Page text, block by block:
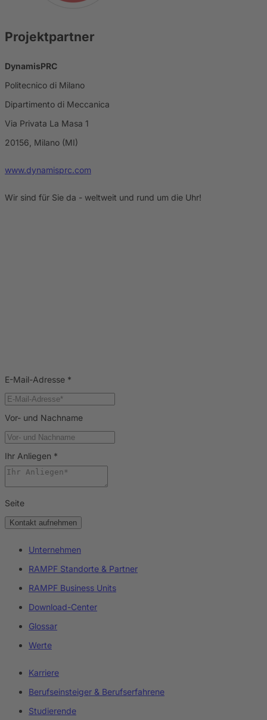
Projektpartner
DynamisPRC
Politecnico di Milano
Dipartimento di Meccanica
Via Privata La Masa 1
20156, Milano (MI)
www.dynamisprc.com
Wir sind für Sie da - weltweit und rund um die Uhr!
E-Mail-Adresse *
Vor- und Nachname
Ihr Anliegen *
Seite
Kontakt aufnehmen
Unternehmen
RAMPF Standorte & Partner
RAMPF Business Units
Download-Center
Glossar
Werte
Karriere
Berufseinsteiger & Berufserfahrene
Studierende